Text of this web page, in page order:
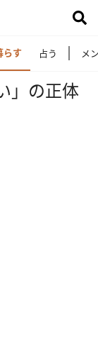
らす 占う メ
」の正体